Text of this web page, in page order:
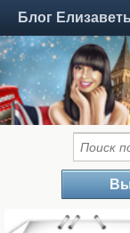
Блог